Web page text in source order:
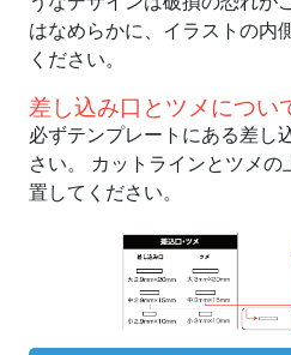
はなめらかに、イラストの内
ください。
差し込み口とツメについ
必ずテンプレートにある差し
さい。 カットラインとツメ
置してください。